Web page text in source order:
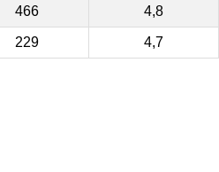
466 4,8
229 4,7